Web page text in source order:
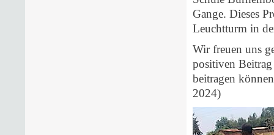
Gange. Dieses
Leuchtturm in
Wir freuen uns
positiven
beitragen
2024)